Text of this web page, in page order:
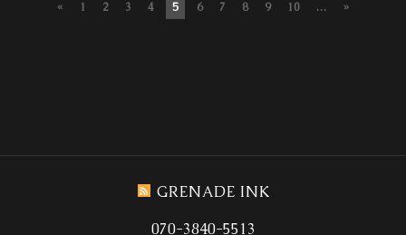
« 1 2 3 4 5 6 7 8 9 10 ... »
GRENADE INK
070-3840-5513